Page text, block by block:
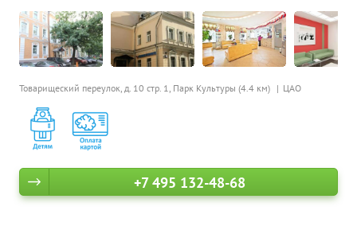
Товарищеский переулок, д. 10 стр. 1, Парк Культуры (4.4 км) ЦАО
+7 495 132-48-68